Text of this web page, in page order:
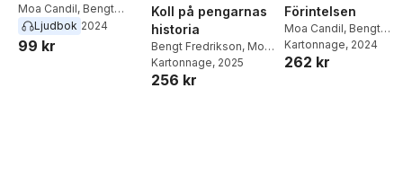
Moa Candil, Bengt
Fredriksson
Ljudbok 2024
99 kr
Koll på pengarnas
historia
Bengt Fredrikson, Moa
Candil
Kartonnage, 2025
256 kr
Förintelsen
Moa Candil, Bengt
Fredrikson
Kartonnage, 2024
262 kr